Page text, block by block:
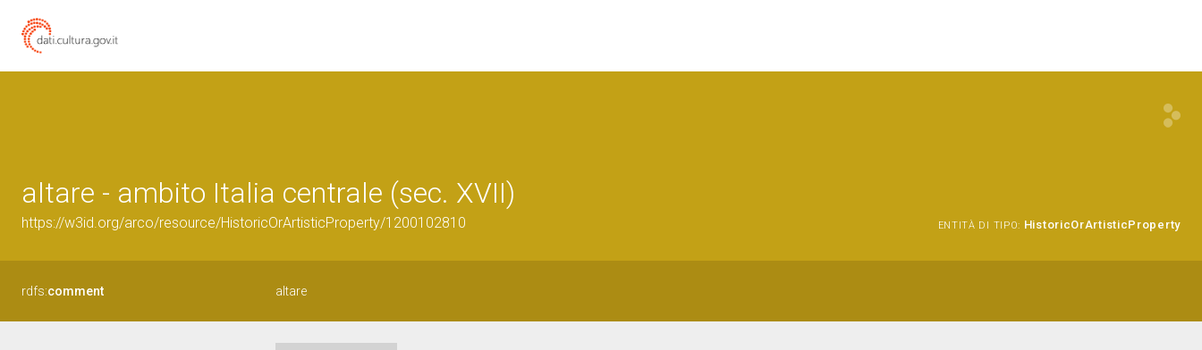
altare - ambito Italia centrale (sec. XVII)
https://w3id.org/arco/resource/HistoricOrArtisticProperty/1200102810 ENTITÀ DI TIPO: HistoricOrArtisticProperty
rdfs:comment altare